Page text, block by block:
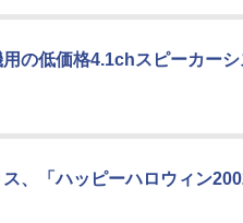
の低価格4.1chスピーカーシ
、「ハッピーハロウィン